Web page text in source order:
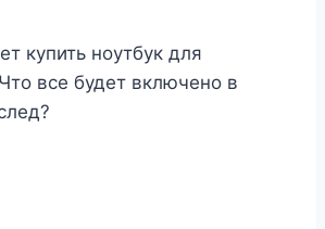
купить ноутбук для
все будет включено в